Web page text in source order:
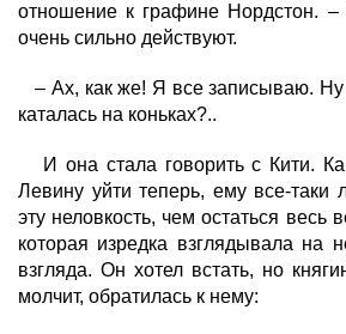
отношение к графине Нордстон.
очень сильно действуют.
– Ах, как же! Я все записываю. Ну
каталась на коньках?..
И она стала говорить с Кити.
Левину уйти теперь, ему все-таки
эту неловкость, чем остаться весь
которая изредка взглядывала на
взгляда. Он хотел встать, но
молчит, обратилась к нему: